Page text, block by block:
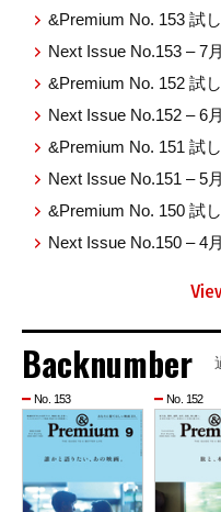
&Premium No. 153 試
Next Issue No.153 – 7
&Premium No. 152 試
Next Issue No.152 – 6
&Premium No. 151 試
Next Issue No.151 – 5
&Premium No. 150 試
Next Issue No.150 – 4
Backnumber
No. 153 No. 152